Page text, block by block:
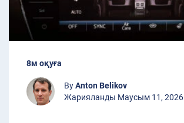
8м оқуға
ByAnton Belikov
Жарияланды Маусым 11, 2026